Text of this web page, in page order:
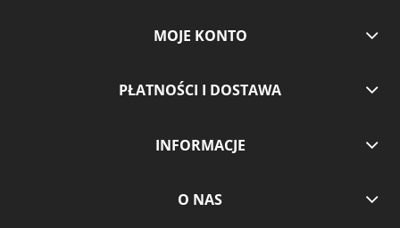
MOJE KONTO
PŁATNOŚCI I DOSTAWA
INFORMACJE
O NAS